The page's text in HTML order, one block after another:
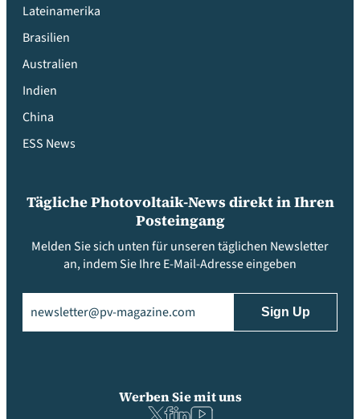
Lateinamerika
Brasilien
Australien
Indien
China
ESS News
Tägliche Photovoltaik-News direkt in Ihren
Posteingang
Melden Sie sich unten für unseren täglichen Newsletter
an, indem Sie Ihre E-Mail-Adresse eingeben
Werben Sie mit uns